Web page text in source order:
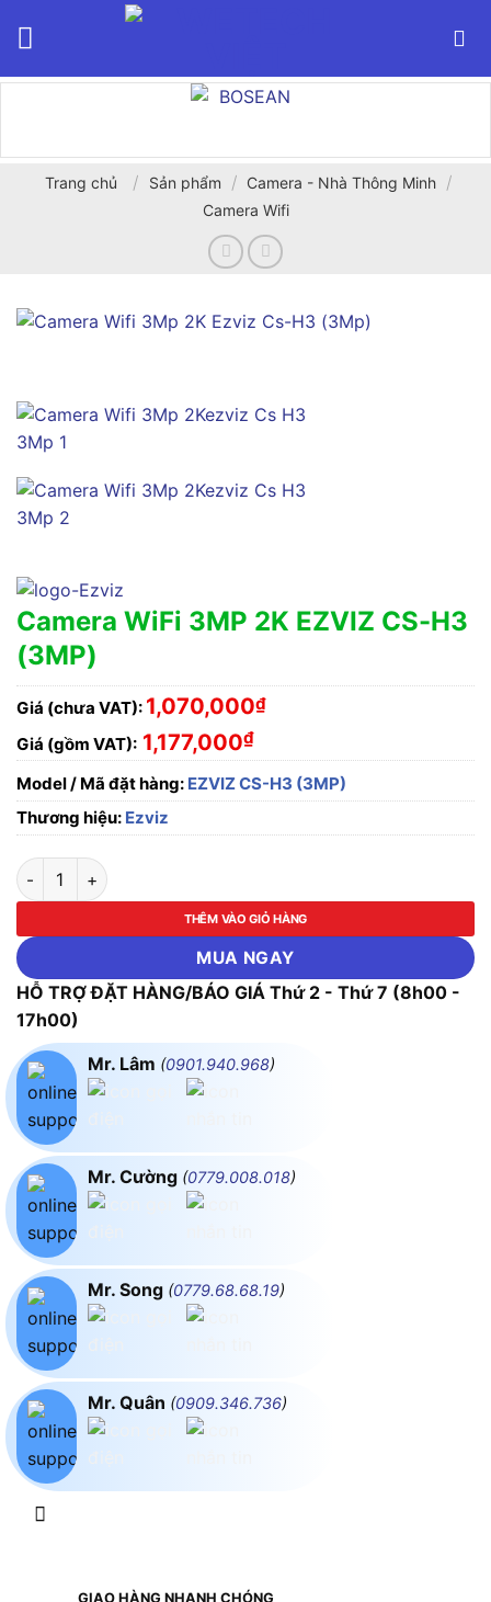
Trang chủ / Sản phẩm / Camera - Nhà Thông Minh /
Camera Wifi
Camera WiFi 3MP 2K EZVIZ CS-H3
(3MP)
Giá (chưa VAT): 1,070,000₫
Giá (gồm VAT): 1,177,000₫
Model / Mã đặt hàng: EZVIZ CS-H3 (3MP)
Thương hiệu: Ezviz
Camera WiFi 3MP 2K EZVIZ CS-H3 (3MP) số lượng
THÊM VÀO GIỎ HÀNG
MUA NGAY
HỖ TRỢ ĐẶT HÀNG/BÁO GIÁ Thứ 2 - Thứ 7 (8h00 -
17h00)
Mr. Lâm (0901.940.968)
Mr. Cường (0779.008.018)
Mr. Song (0779.68.68.19)
Mr. Quân (0909.346.736)
GIAO HÀNG NHANH CHÓNG